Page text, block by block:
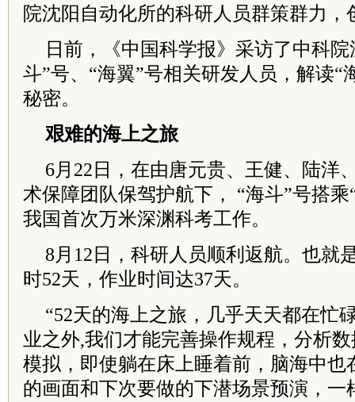
院沈阳自动化所的科研人员群策群力，
日前，《中国科学报》采访了中科
斗”号、“海翼”号相关研发人员，解读“
秘密。
艰难的海上之旅
6月22日，在由唐元贵、王健、陆洋
术保障团队保驾护航下， “海斗”号搭
我国首次万米深渊科考工作。
8月12日，科研人员顺利返航。也就
时52天，作业时间达37天。
“52天的海上之旅，几乎天天都在忙
业之外,我们才能完善操作规程，分析
模拟，即使躺在床上睡着前，脑海中也
的画面和下次要做的下潜场景预演，一